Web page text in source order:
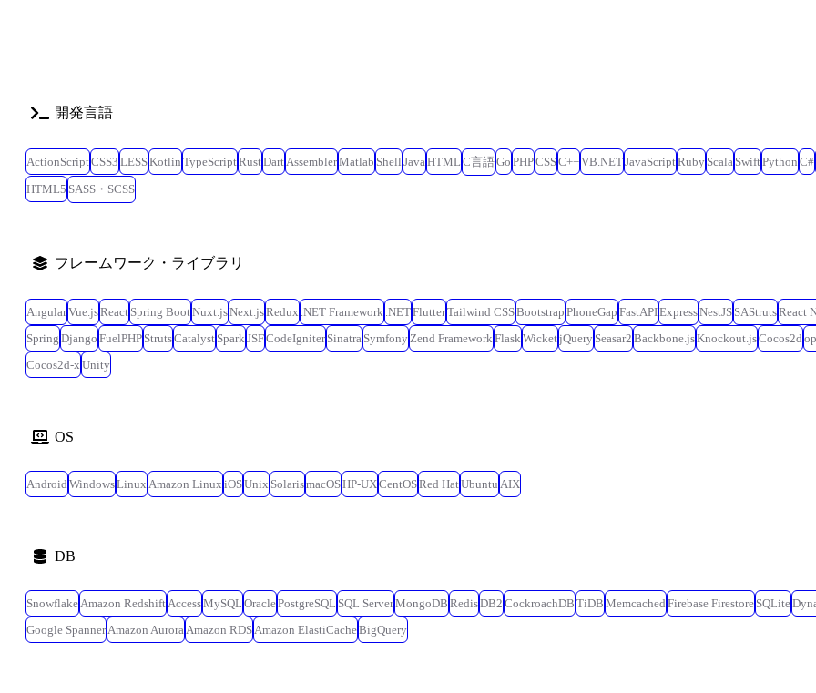
開発言語
ActionScriptCSS3 LESSKotlin TypeScriptRustDart AssemblerMatlab Shell Java HTML C言語Go PHPCSSC++VB.NETJavaScriptRuby Scala SwiftPython C#
HTML5 SASS・SCSS
フレームワーク・ライブラリ
AngularVue.jsReact Spring BootNuxt.jsNext.jsRedux .NET Framework .NETFlutterTailwind CSSBootstrap PhoneGap FastAPIExpressNestJS SAStrutsReact
Spring Django FuelPHP StrutsCatalyst Spark JSFCodeIgniter Sinatra Symfony Zend Framework Flask WicketjQuery Seasar2 Backbone.jsKnockout.jsCocos2d
Cocos2d-x Unity
OS
Android WindowsLinux Amazon Linux iOSUnix SolarismacOSHP-UXCentOSRed HatUbuntu AIX
DB
Snowflake Amazon Redshift AccessMySQL OraclePostgreSQL SQL ServerMongoDB RedisDB2 CockroachDB TiDB Memcached Firebase Firestore SQLite
Google Spanner Amazon Aurora Amazon RDS Amazon ElastiCacheBigQuery